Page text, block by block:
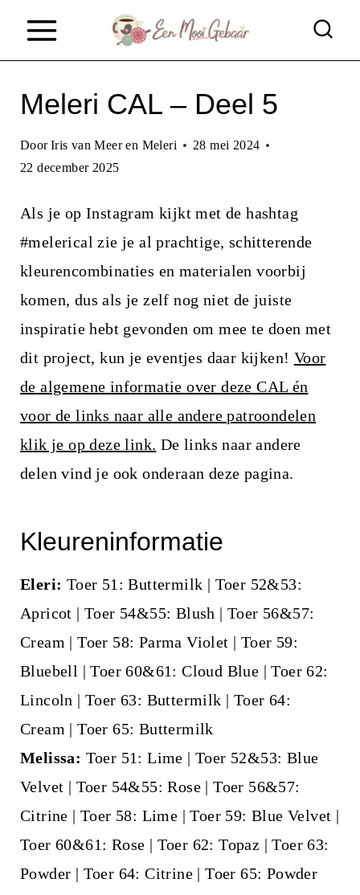
Meleri CAL – Deel 5
Door Iris van Meer en Meleri
28 mei 2024
22 december 2025
Als je op Instagram kijkt met de hashtag
#melerical zie je al prachtige, schitterende
kleurencombinaties en materialen voorbij
komen, dus als je zelf nog niet de juiste
inspiratie hebt gevonden om mee te doen met
dit project, kun je eventjes daar kijken! Voor
de algemene informatie over deze CAL én
voor de links naar alle andere patroondelen
klik je op deze link. De links naar andere
delen vind je ook onderaan deze pagina.
Kleureninformatie
Eleri: Toer 51: Buttermilk | Toer 52&53:
Apricot | Toer 54&55: Blush | Toer 56&57:
Cream | Toer 58: Parma Violet | Toer 59:
Bluebell | Toer 60&61: Cloud Blue | Toer 62:
Lincoln | Toer 63: Buttermilk | Toer 64:
Cream | Toer 65: Buttermilk
Melissa: Toer 51: Lime | Toer 52&53: Blue
Velvet | Toer 54&55: Rose | Toer 56&57:
Citrine | Toer 58: Lime | Toer 59: Blue Velvet |
Toer 60&61: Rose | Toer 62: Topaz | Toer 63:
Powder | Toer 64: Citrine | Toer 65: Powder